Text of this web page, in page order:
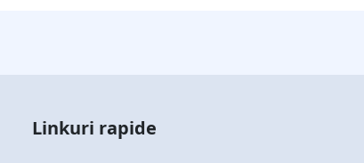
Linkuri rapide